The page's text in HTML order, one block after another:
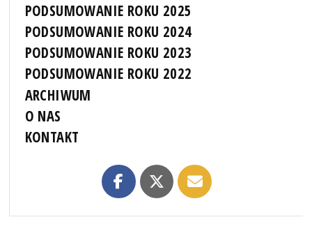
PODSUMOWANIE ROKU 2025
PODSUMOWANIE ROKU 2024
PODSUMOWANIE ROKU 2023
PODSUMOWANIE ROKU 2022
ARCHIWUM
O NAS
KONTAKT